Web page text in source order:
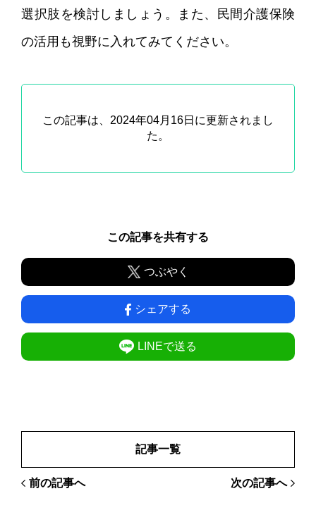
選択肢を検討しましょう。また、民間介護保険
の活用も視野に入れてみてください。
この記事は、2024年04月16日に更新されまし
た。
この記事を共有する
つぶやく
シェアする
LINEで送る
前の記事へ
記事一覧
次の記事へ